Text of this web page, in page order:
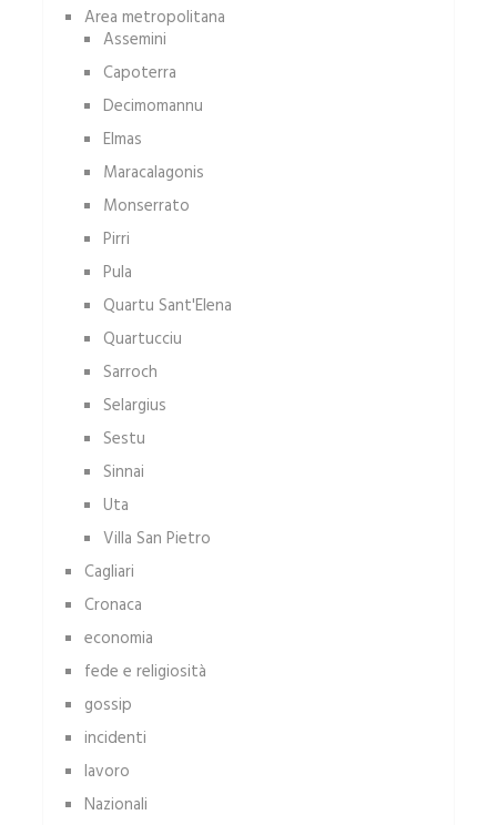
Area metropolitana
Assemini
Capoterra
Decimomannu
Elmas
Maracalagonis
Monserrato
Pirri
Pula
Quartu Sant'Elena
Quartucciu
Sarroch
Selargius
Sestu
Sinnai
Uta
Villa San Pietro
Cagliari
Cronaca
economia
fede e religiosità
gossip
incidenti
lavoro
Nazionali